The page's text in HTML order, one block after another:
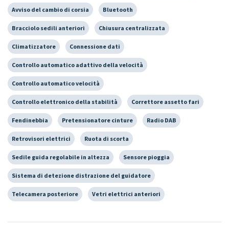
Avviso del cambio di corsia Bluetooth
Bracciolo sedili anteriori Chiusura centralizzata
Climatizzatore Connessione dati
Controllo automatico adattivo della velocità
Controllo automatico velocità
Controllo elettronico della stabilità Correttore assetto fari
Fendinebbia Pretensionatore cinture Radio DAB
Retrovisori elettrici Ruota di scorta
Sedile guida regolabile in altezza Sensore pioggia
Sistema di detezione distrazione del guidatore
Telecamera posteriore Vetri elettrici anteriori